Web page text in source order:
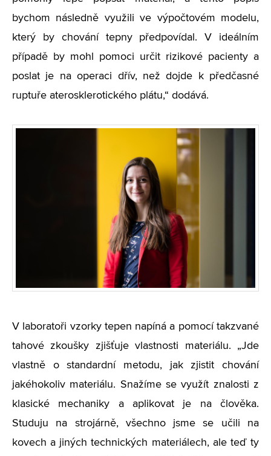
bychom následně využili ve výpočtovém modelu,
který by chování tepny předpovídal. V ideálním
případě by mohl pomoci určit rizikové pacienty a
poslat je na operaci dřív, než dojde k předčasné
ruptuře aterosklerotického plátu,“ dodává.
V laboratoři vzorky tepen napíná a pomocí takzvané
tahové zkoušky zjišťuje vlastnosti materiálu. „Jde
vlastně o standardní metodu, jak zjistit chování
jakéhokoliv materiálu. Snažíme se využít znalosti z
klasické mechaniky a aplikovat je na člověka.
Studuju na strojárně, všechno jsme se učili na
kovech a jiných technických materiálech, ale teď ty